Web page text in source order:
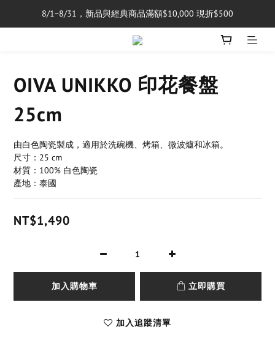
單筆消費滿$5,000享免運費
8/1~8/31，新品與經典商品滿額$10,000 現折$500
單筆消費滿$5,000享免運費
OIVA UNIKKO 印花餐盤
25cm
由白色陶瓷製成，適用於洗碗機、烤箱、微波爐和冰箱。
尺寸：25 cm
材質：100% 白色陶瓷
產地：泰國
NT$1,490
加入購物車 立即購買
加入追蹤清單